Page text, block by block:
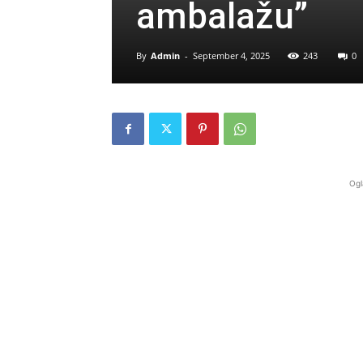
ambalažu”
By Admin - September 4, 2025 243 0